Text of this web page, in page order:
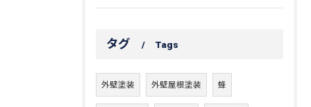
タグ Tags
外壁塗装 外壁屋根塗装 蜂